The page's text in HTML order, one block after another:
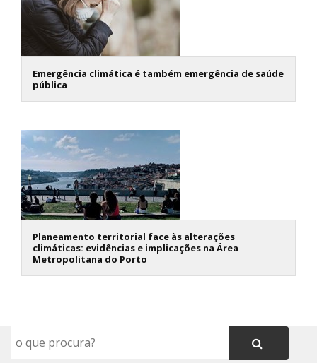
Emergência climática é também emergência de saúde
pública
Planeamento territorial face às alterações
climáticas: evidências e implicações na Área
Metropolitana do Porto